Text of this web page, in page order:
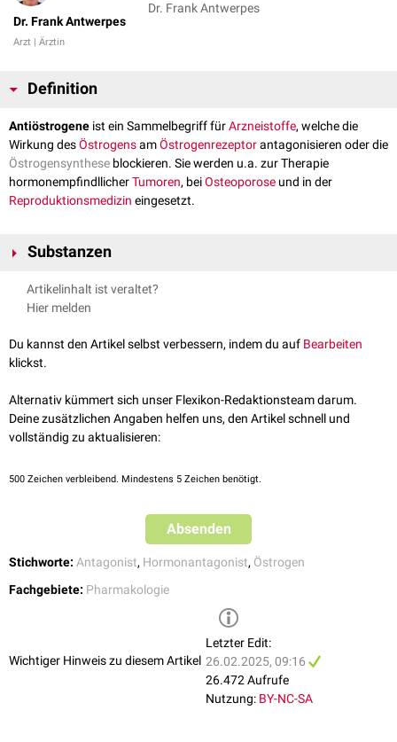
Dr. Frank Antwerpes
Arzt | Ärztin
Dr. Frank Antwerpes
Definition
Antiöstrogene ist ein Sammelbegriff fürArzneistoffe, welche die
Wirkung desÖstrogensamÖstrogenrezeptorantagonisieren oder die
Östrogensynthese blockieren. Sie werden u.a. zur Therapie
hormonempfindllicherTumoren, beiOsteoporose und in der
Reproduktionsmedizin eingesetzt.
Substanzen
Steroidale Östrogenrezeptor-Antagonisten
Sie werden auch als "reine" Antagonisten bezeichnet, da sie in allen
Fulvestrant
Selektive Östrogenrezeptor-Modulatoren
Selektive Östrogenrezeptor-Modulatoren , kurz SERMs, wirken - je nach
Körpergewebe - agonistischoder
durch den gebundenen Östrogenrezeptor beeinflusst werden. Das
Clomifen wird beispielweise nur imHypothalamus
Tamoxifen wirkt im Brustgewebe antagonistisch, im Uterus hingegen
agonistisch.
Beispiele für SERMs sind:
Clomifen
Artikelinhalt ist veraltet?
Hier melden
Du kannst den Artikel selbst verbessern, indem du auf Bearbeiten
klickst.
Alternativ kümmert sich unser Flexikon-Redaktionsteam darum.
Deine zusätzlichen Angaben helfen uns, den Artikel schnell und
vollständig zu aktualisieren:
500 Zeichen verbleibend. Mindestens 5 Zeichen benötigt.
Absenden
Stichworte: Antagonist, Hormonantagonist, Östrogen
Fachgebiete: Pharmakologie
Wichtiger Hinweis zu diesem Artikel
Letzter Edit:
26.02.2025, 09:16
26.472 Aufrufe
Nutzung: BY-NC-SA